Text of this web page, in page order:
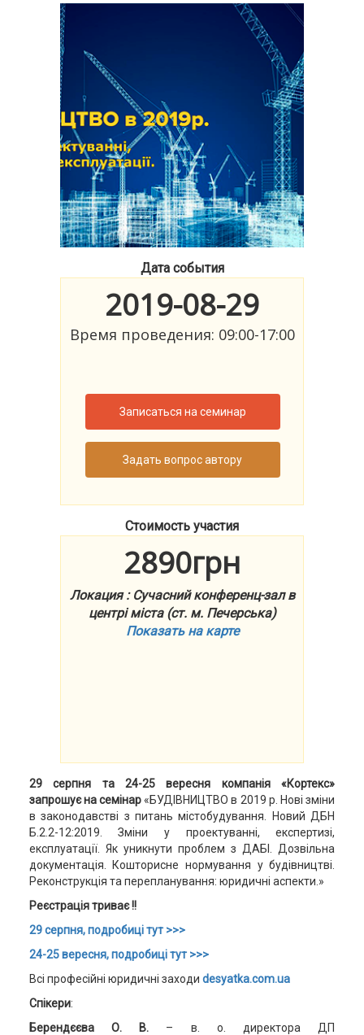
Дата события
2019-08-29
Время проведения: 09:00-17:00
Записаться на семинар
Задать вопрос автору
Стоимость участия
2890грн
Локация : Сучасний конференц-зал в
центрі міста (ст. м. Печерська)
Показать на карте
29 серпня та 24-25 вересня компанія «Кортекс»
запрошує на семінар«БУДІВНИЦТВО в 2019 р. Нові зміни
в законодавстві з питань містобудування. Новий ДБН
Б.2.2-12:2019. Зміни у проектуванні, експертизі,
експлуатації. Як уникнути проблем з ДАБІ. Дозвільна
документація. Кошторисне нормування у будівництві.
Реконструкція та перепланування: юридичні аспекти.»
Реєстрація триває !!
29 серпня, подробиці тут >>>
24-25 вересня, подробиці тут >>>
Всі професійні юридичні заходи desyatka.com.ua
Спікери:
Берендєєва О. В. – в. о. директора ДП